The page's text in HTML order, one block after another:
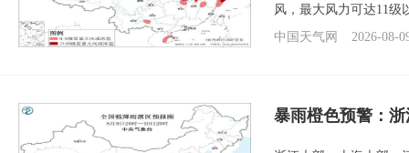
风，最大风力可达11级
中国天气网
2026-08-
暴雨橙色预警：